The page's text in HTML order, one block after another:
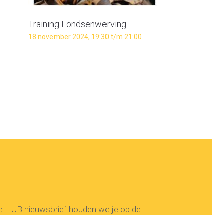
Training Fondsenwerving
18 november 2024, 19:30 t/m 21:00
nieuwsbrief houden we je op de